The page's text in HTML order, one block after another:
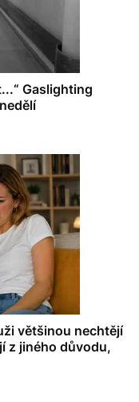
Gaslighting
většinou nechtějí
z jiného důvodu,